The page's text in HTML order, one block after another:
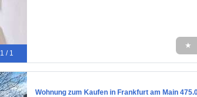
1 / 1
★
Wohnung zum Kaufen in Frankfurt am Main